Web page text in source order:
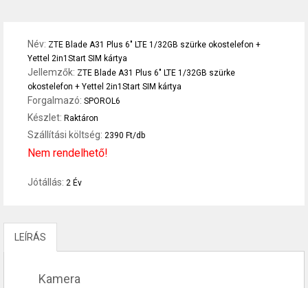
Név: ZTE Blade A31 Plus 6" LTE 1/32GB szürke okostelefon +
Yettel 2in1Start SIM kártya
Jellemzők: ZTE Blade A31 Plus 6" LTE 1/32GB szürke
okostelefon + Yettel 2in1Start SIM kártya
Forgalmazó: SPOROL6
Készlet: Raktáron
Szállítási költség: 2390 Ft/db
Nem rendelhető!
Jótállás: 2 Év
LEÍRÁS
Kamera